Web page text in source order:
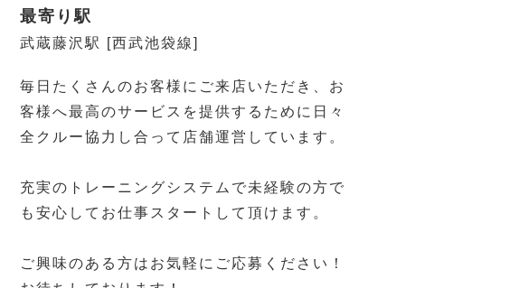
最寄り駅
武蔵藤沢駅 [西武池袋線]
毎日たくさんのお客様にご来店いただき、お
客様へ最高のサービスを提供するために日々
全クルー協力し合って店舗運営しています。
充実のトレーニングシステムで未経験の方で
も安心してお仕事スタートして頂けます。
ご興味のある方はお気軽にご応募ください！